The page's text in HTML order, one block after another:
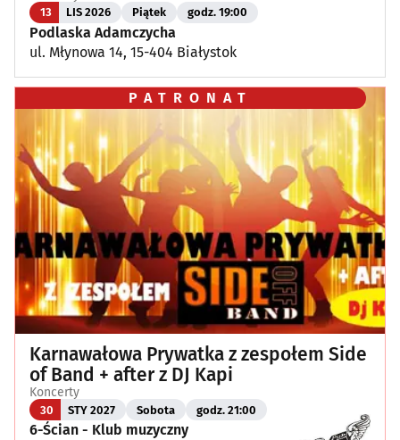
13 LIS 2026 Piątek godz. 19:00
Podlaska Adamczycha
ul. Młynowa 14, 15-404 Białystok
PATRONAT
Karnawałowa Prywatka z zespołem Side
of Band + after z DJ Kapi
Koncerty
30 STY 2027 Sobota godz. 21:00
6-Ścian - Klub muzyczny